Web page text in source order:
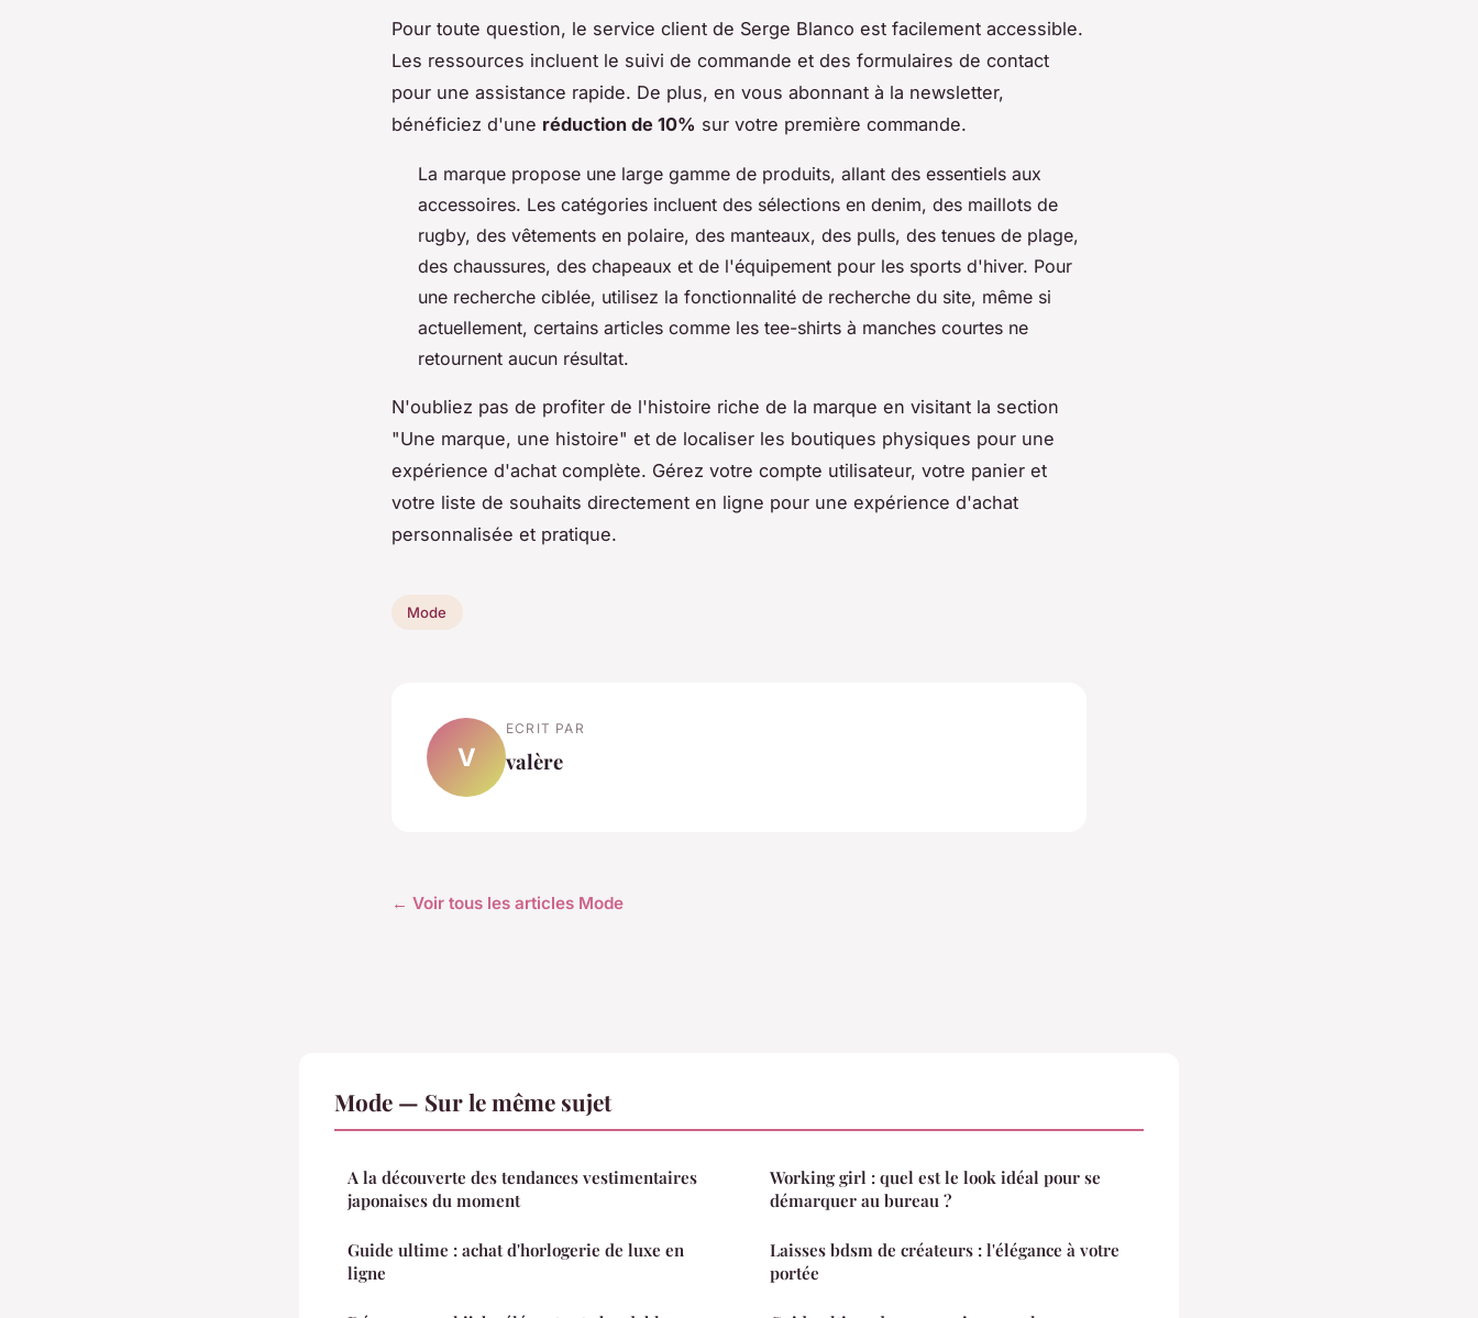
Pour toute question, le service client de Serge Blanco est facilement accessible.
Les ressources incluent le suivi de commande et des formulaires de contact
pour une assistance rapide. De plus, en vous abonnant à la newsletter,
bénéficiez d'une réduction de 10% sur votre première commande.
La marque propose une large gamme de produits, allant des essentiels aux
accessoires. Les catégories incluent des sélections en denim, des maillots de
rugby, des vêtements en polaire, des manteaux, des pulls, des tenues de plage,
des chaussures, des chapeaux et de l'équipement pour les sports d'hiver. Pour
une recherche ciblée, utilisez la fonctionnalité de recherche du site, même si
actuellement, certains articles comme les tee-shirts à manches courtes ne
retournent aucun résultat.
N'oubliez pas de profiter de l'histoire riche de la marque en visitant la section
"Une marque, une histoire" et de localiser les boutiques physiques pour une
expérience d'achat complète. Gérez votre compte utilisateur, votre panier et
votre liste de souhaits directement en ligne pour une expérience d'achat
personnalisée et pratique.
Mode
V
ECRIT PAR
valère
← Voir tous les articles Mode
Mode — Sur le même sujet
A la découverte des tendances vestimentaires
japonaises du moment
Guide ultime : achat d'horlogerie de luxe en
ligne
Working girl : quel est le look idéal pour se
démarquer au bureau ?
Laisses bdsm de créateurs : l'élégance à votre
portée